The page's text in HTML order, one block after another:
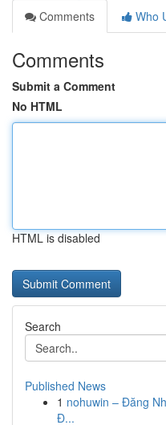
Comments
Who
Comments
Submit a Comment
No HTML
HTML is disabled
Search
Published News
1 nohuwin – Đăng
Đ...